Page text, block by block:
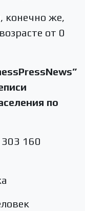
конечно же,
от 0
по
303 160